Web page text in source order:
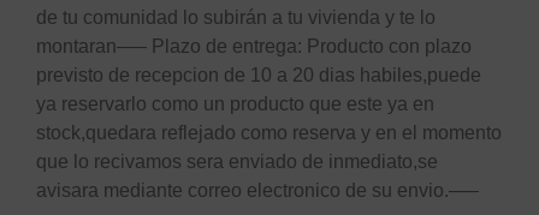
de tu comunidad lo subirán a tu vivienda y te lo
montaran—– Plazo de entrega: Producto con plazo
previsto de recepcion de 10 a 20 dias habiles,puede
ya reservarlo como un producto que este ya en
stock,quedara reflejado como reserva y en el momento
que lo recivamos sera enviado de inmediato,se
avisara mediante correo electronico de su envio.—–